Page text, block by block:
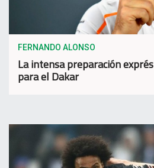
FERNANDO ALONSO
La intensa preparación
para el Dakar